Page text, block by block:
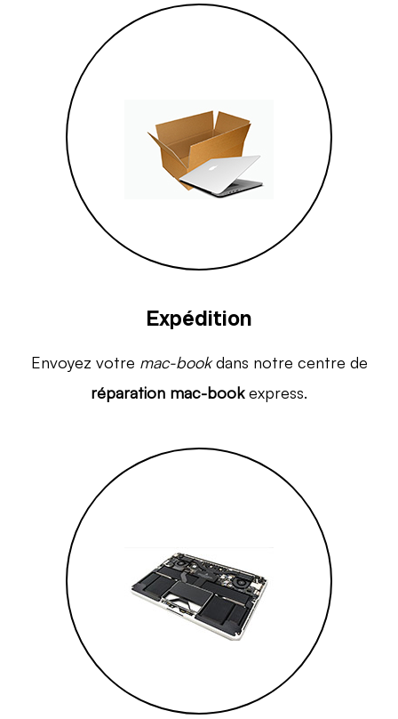
Expédition
Envoyez votre mac-bookdans notre centre de
réparation mac-bookexpress.